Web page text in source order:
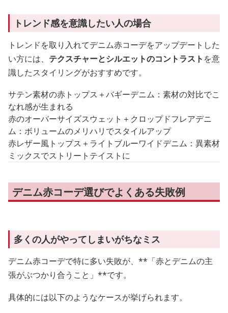
トレンド感を意識したい人の場合
トレンドを取り入れてデニム赤コーデをアップデートした
い方には、 テクスチャーとシルエットのコントラスト を意
識したスタイリングがおすすめです。
サテン素材の赤トップス＋バギーデニム：素材の対比でこ
なれ感が生まれる
赤のオーバーサイズスウェット＋クロップドフレアデニ
ム：ボリュームのメリハリでスタイルアップ
赤レザー風トップス＋ライトブルーワイドデニム：異素材
ミックスでストリートテイストに
デニム赤コーデ選びでよくある失敗例
多くの人がやってしまいがちなミス
デニム赤コーデで特に多い失敗が、**「赤とデニムの主
張がぶつかり合うこと」**です。
具体的には以下のようなケースが挙げられます。